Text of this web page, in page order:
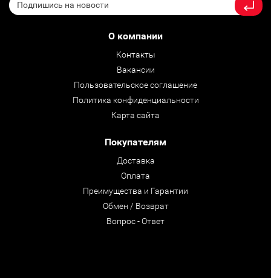
О компании
Контакты
Вакансии
Пользовательское соглашение
Политика конфиденциальности
Карта сайта
Покупателям
Доставка
Оплата
Преимущества и Гарантии
Обмен / Возврат
Вопрос - Ответ